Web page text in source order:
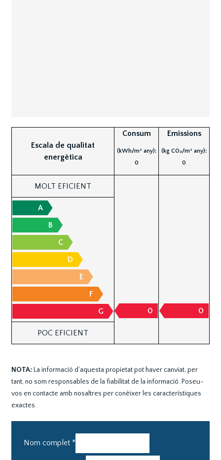
Escala de qualitat
energètica
Consum
(kWh/m² any):
0
Emissions
(kg CO₂/m² any):
0
MOLT EFICIENT
A
B
C
D
E
F
G
0 0
POC EFICIENT
NOTA: La informació d’aquesta propietat pot haver canviat, per
tant, no som responsables de la fiabilitat de la informació. Poseu-
vos en contacte amb nosaltres per conèixer les característiques
exactes.
Nom complet *